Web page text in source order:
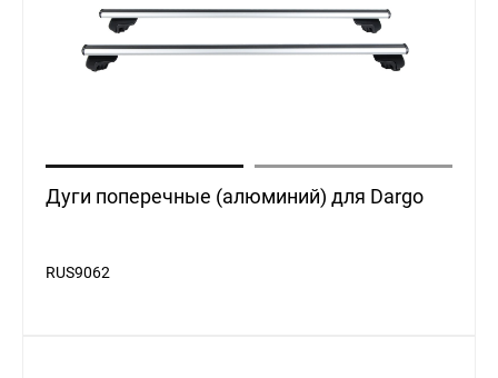
Дуги поперечные (алюминий) для Dargo
RUS9062